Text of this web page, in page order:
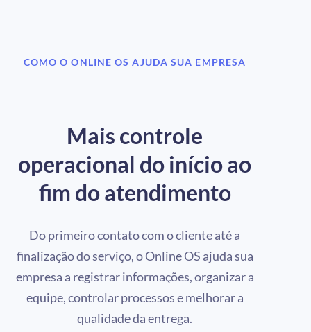
COMO O ONLINE OS AJUDA SUA EMPRESA
Mais controle
operacional do início ao
fim do atendimento
Do primeiro contato com o cliente até a
finalização do serviço, o Online OS ajuda sua
empresa a registrar informações, organizar a
equipe, controlar processos e melhorar a
qualidade da entrega.